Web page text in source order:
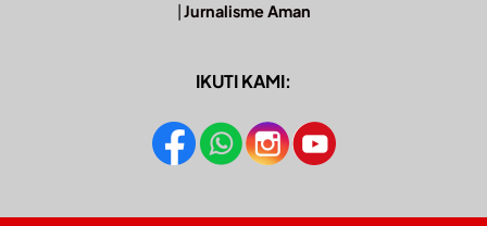
|Jurnalisme Aman
IKUTI KAMI: